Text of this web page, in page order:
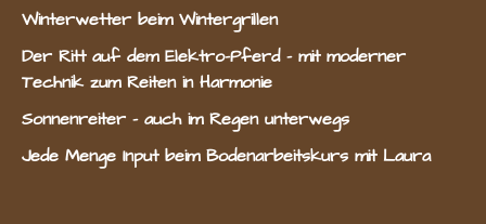
Winterwetter beim Wintergrillen
Der Ritt auf dem Elektro-Pferd – mit moderner
Technik zum Reiten in Harmonie
Sonnenreiter – auch im Regen unterwegs
Jede Menge Input beim Bodenarbeitskurs mit Laura